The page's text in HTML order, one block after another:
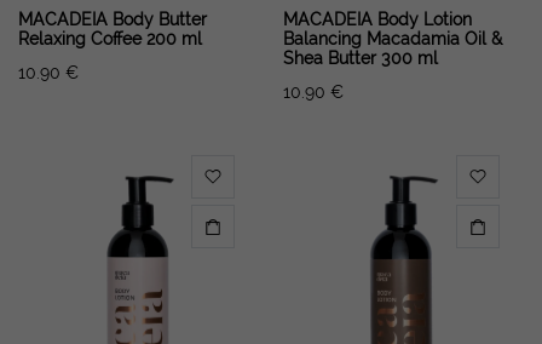
MACADEIA Body Butter
Relaxing Coffee 200 ml
10.90 €
MACADEIA Body Lotion
Balancing Macadamia Oil &
Shea Butter 300 ml
10.90 €